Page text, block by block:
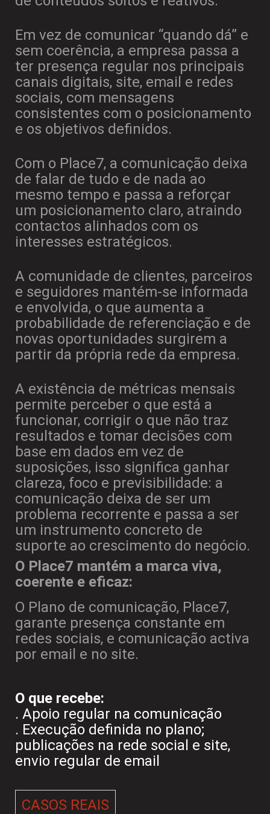
Em vez de comunicar “quando dá” e
sem coerência, a empresa passa a
ter presença regular nos principais
canais digitais, site, email e redes
sociais, com mensagens
consistentes com o posicionamento
e os objetivos definidos.
Com o Place7, a comunicação deixa
de falar de tudo e de nada ao
mesmo tempo e passa a reforçar
um posicionamento claro, atraindo
contactos alinhados com os
interesses estratégicos.
A comunidade de clientes, parceiros
e seguidores mantém-se informada
e envolvida, o que aumenta a
probabilidade de referenciação e de
novas oportunidades surgirem a
partir da própria rede da empresa.
A existência de métricas mensais
permite perceber o que está a
funcionar, corrigir o que não traz
resultados e tomar decisões com
base em dados em vez de
suposições, isso significa ganhar
clareza, foco e previsibilidade: a
comunicação deixa de ser um
problema recorrente e passa a ser
um instrumento concreto de
suporte ao crescimento do negócio.
O Place7 mantém a marca viva,
coerente e eficaz:
O Plano de comunicação, Place7,
garante presença constante em
redes sociais, e comunicação activa
por email e no site.
O que recebe:
. Apoio regular na comunicação
. Execução definida no plano;
publicações na rede social e site,
envio regular de email
CASOS REAIS